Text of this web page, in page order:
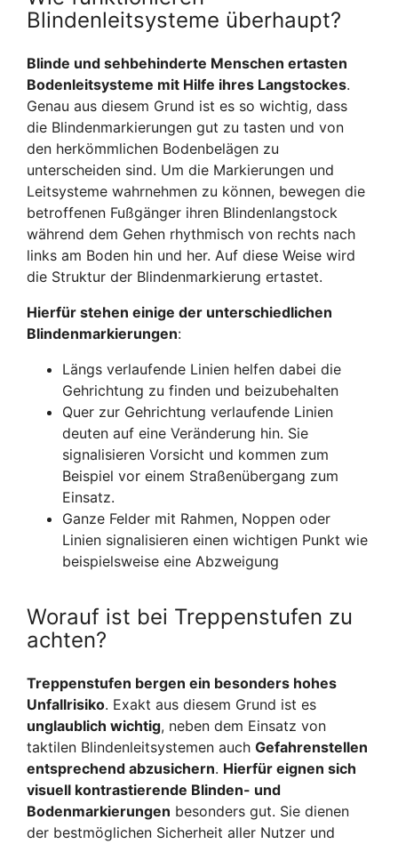
Blindenleitsysteme überhaupt?
Blinde und sehbehinderte Menschen ertasten
Bodenleitsysteme mit Hilfe ihres Langstockes.
Genau aus diesem Grund ist es so wichtig, dass
die Blindenmarkierungen gut zu tasten und von
den herkömmlichen Bodenbelägen zu
unterscheiden sind. Um die Markierungen und
Leitsysteme wahrnehmen zu können, bewegen die
betroffenen Fußgänger ihren Blindenlangstock
während dem Gehen rhythmisch von rechts nach
links am Boden hin und her. Auf diese Weise wird
die Struktur der Blindenmarkierung ertastet.
Hierfür stehen einige der unterschiedlichen
Blindenmarkierungen:
Längs verlaufende Linien helfen dabei die
Gehrichtung zu finden und beizubehalten
Quer zur Gehrichtung verlaufende Linien
deuten auf eine Veränderung hin. Sie
signalisieren Vorsicht und kommen zum
Beispiel vor einem Straßenübergang zum
Einsatz.
Ganze Felder mit Rahmen, Noppen oder
Linien signalisieren einen wichtigen Punkt wie
beispielsweise eine Abzweigung
Worauf ist bei Treppenstufen zu
achten?
Treppenstufen bergen ein besonders hohes
Unfallrisiko. Exakt aus diesem Grund ist es
unglaublich wichtig, neben dem Einsatz von
taktilen Blindenleitsystemen auch Gefahrenstellen
entsprechend abzusichern. Hierfür eignen sich
visuell kontrastierende Blinden- und
Bodenmarkierungen besonders gut. Sie dienen
der bestmöglichen Sicherheit aller Nutzer und